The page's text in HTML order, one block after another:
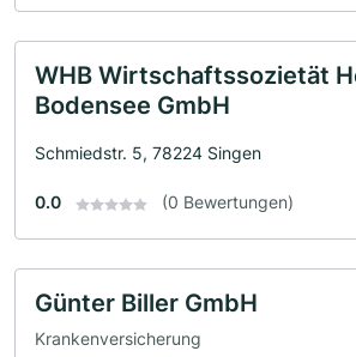
WHB Wirtschaftssozietät
Bodensee GmbH
Schmiedstr. 5, 78224 Singen
0.0 (0 Bewertungen)
Günter Biller GmbH
Krankenversicherung